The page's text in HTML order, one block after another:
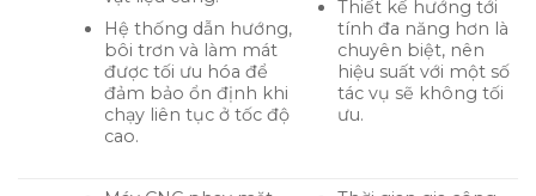
Hệ thống dẫn hướng,
bôi trơn và làm mát
được tối ưu hóa để
đảm bảo ổn định khi
chạy liên tục ở tốc độ
cao.
Thiết kế hướng tới
tính đa năng hơn là
chuyên biệt, nên
hiệu suất với một số
tác vụ sẽ không tối
ưu.